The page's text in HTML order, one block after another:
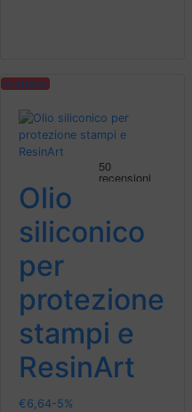
In Offerta
Olio
siliconico
per
protezione
stampi e
ResinArt
€6,64-5%